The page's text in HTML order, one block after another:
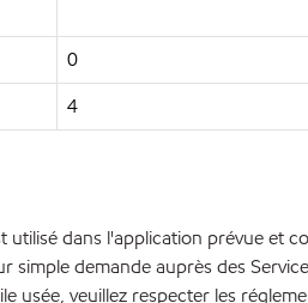
0
4
dans l'application prévue et
demande auprès des
usée, veuillez respecter les